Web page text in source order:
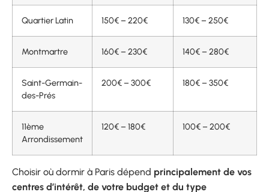
Quartier Latin 150€ – 220€ 130€ – 250€
Montmartre 160€ – 230€ 140€ – 280€
Saint-Germain-
des-Prés
200€ – 300€ 180€ – 350€
11ème
Arrondissement
120€ – 180€ 100€ – 200€
Choisir où dormir à Paris dépend principalement de vos
centres d’intérêt, de votre budget et du type